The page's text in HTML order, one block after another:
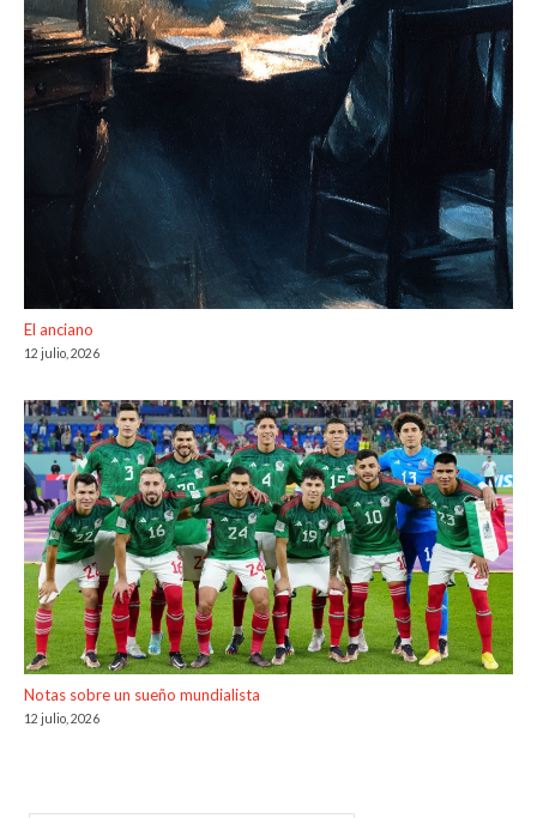
El anciano
12 julio, 2026
Notas sobre un sueño mundialista
12 julio, 2026